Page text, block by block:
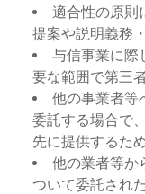
適合性の原則
提案や説明義務
与信事業に際
要な範囲で第三
他の事業者等
委託する場合で
先に提供するた
他の業者等か
ついて委託され